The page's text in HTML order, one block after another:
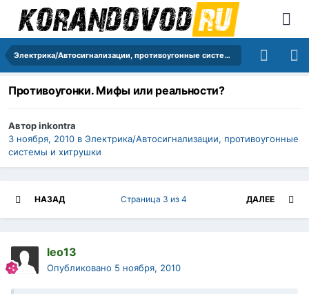
Электрика/Автосигнализации, противоугонные системы и хитрушки
Противоугонки. Мифы или реальности?
Авторinkontra
3 ноября, 2010 в Электрика/Автосигнализации, противоугонные
системы и хитрушки
НАЗАД ДАЛЕЕ
Страница 3 из 4
leo13
Опубликовано 5 ноября, 2010